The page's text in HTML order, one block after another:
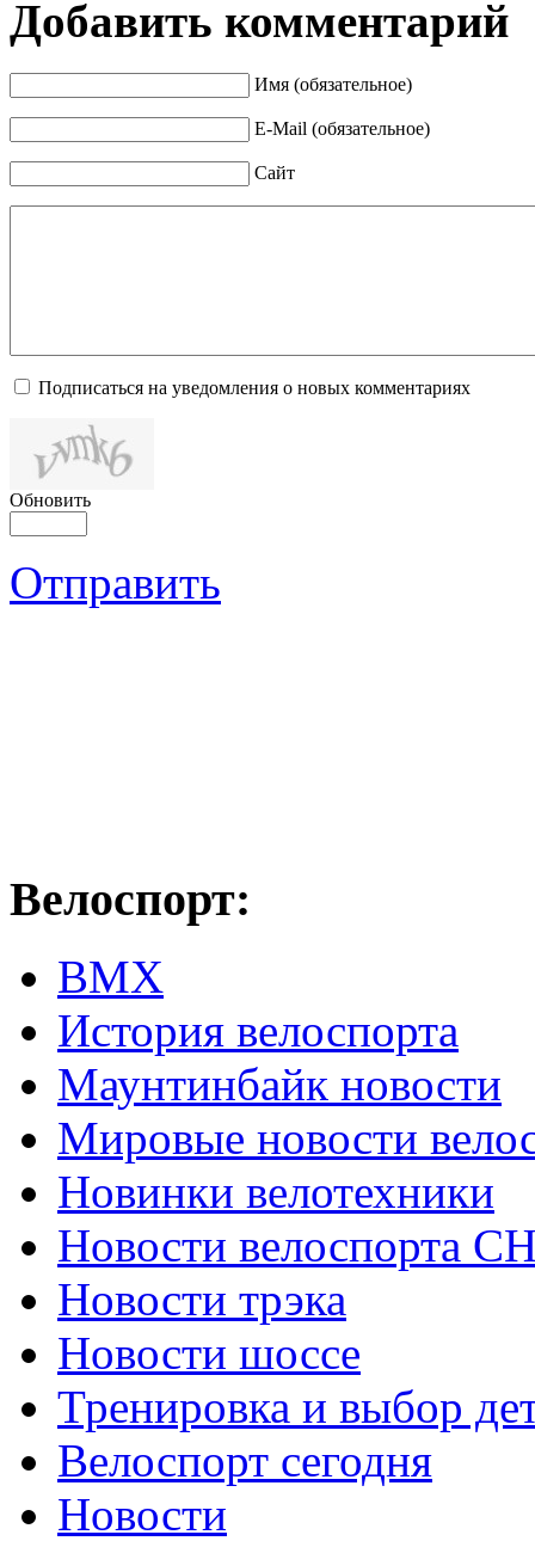
Добавить комментарий
Имя (обязательное)
E-Mail (обязательное)
Сайт
Подписаться на уведомления о новых комментариях
Обновить
Отправить
Велоспорт:
ВМХ
История велоспорта
Маунтинбайк новости
Мировые новости
Новинки велотехники
Новости велоспорта
Новости трэка
Новости шоссе
Тренировка и выбор
Велоспорт сегодня
Новости